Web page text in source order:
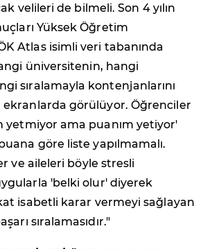
velileri de bilmeli. Son 4 yılın
Yüksek Öğretim
Atlas isimli veri tabanında
üniversitenin, hangi
sıralamayla kontenjanlarını
görülüyor. Öğrenciler
yetmiyor ama puanım yetiyor'
göre liste yapılmamalı.
ve aileleri böyle stresli
'belki olur' diyerek
isabetli karar vermeyi sağlayan
sıralamasıdır."